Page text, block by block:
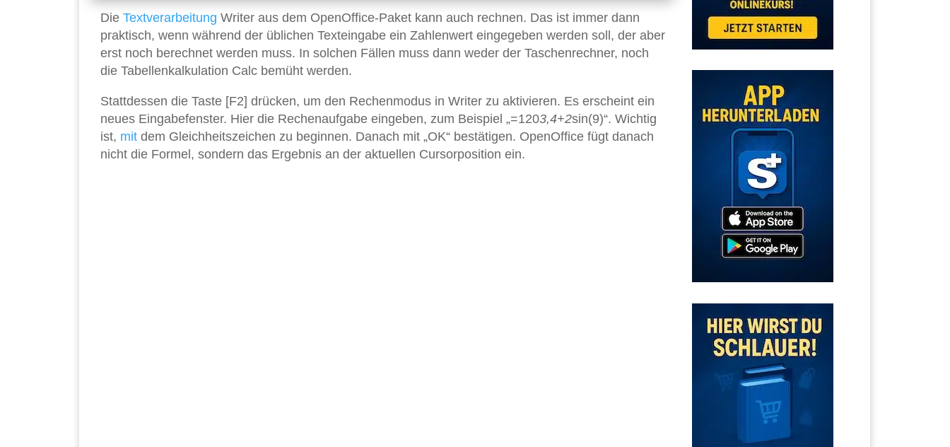
Die Textverarbeitung Writer aus dem OpenOffice-Paket kann auch rechnen. Das ist immer dann
praktisch, wenn während der üblichen Texteingabe ein Zahlenwert eingegeben werden soll, der aber
erst noch berechnet werden muss. In solchen Fällen muss dann weder der Taschenrechner, noch
die Tabellenkalkulation Calc bemüht werden.
Stattdessen die Taste [F2] drücken, um den Rechenmodus in Writer zu aktivieren. Es erscheint ein
neues Eingabefenster. Hier die Rechenaufgabe eingeben, zum Beispiel „=1203,4+2sin(9)“. Wichtig
ist, mit dem Gleichheitszeichen zu beginnen. Danach mit „OK“ bestätigen. OpenOffice fügt danach
nicht die Formel, sondern das Ergebnis an der aktuellen Cursorposition ein.